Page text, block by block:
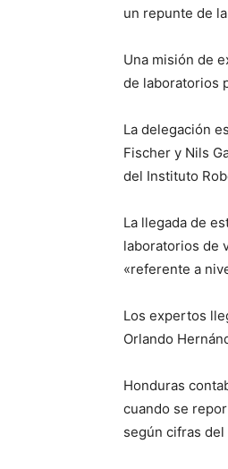
un repunte de
Una misión de
de laboratorios
La delegación
Fischer y Nils
del Instituto
La llegada de
laboratorios de
«referente a
Los expertos
Orlando
Honduras
cuando se
según cifras del